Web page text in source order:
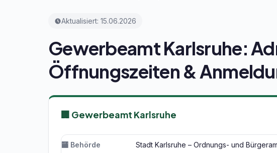
Aktualisiert: 15.06.2026
Gewerbeamt Karlsruhe:
Öffnungszeiten &
🏢 Gewerbeamt Karlsruhe
🏧 Behörde Stadt Karlsruhe – Ordnungs- und